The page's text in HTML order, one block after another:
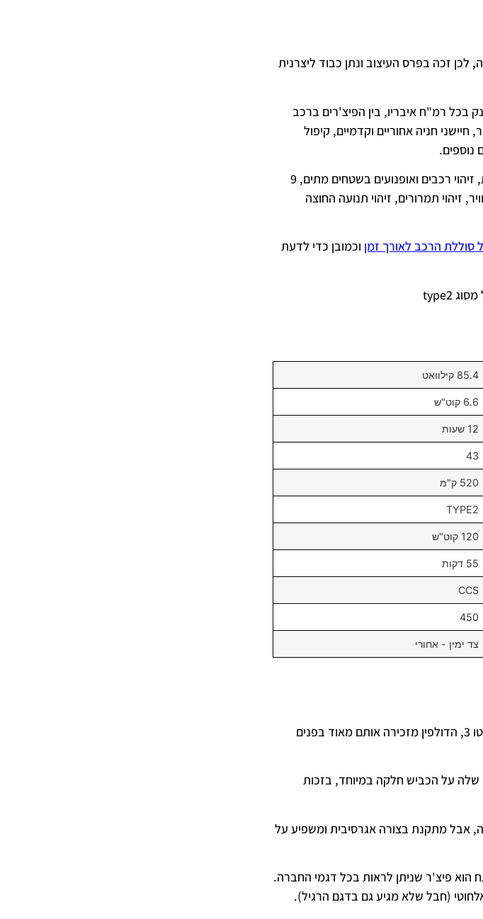
זכה בפרס העיצוב ונתן כבוד ליצרנית
מפתיעה של 3.8 שניות בלבד. הדגם מפנק בכל רמ"ח איבריו, בין הפיצ'רים ברכב
חניה אחוריים וקדמיים, קיפול
נוספים.
ניכר שעל בטיחות לא חסכו כאן, בין מערכות הבטיחות תמצאו: בחירת מצב נהיגה, צילום 360 מעלות, זיהוי רכבים ואופנועים בשטחים מתים, 9
זיהוי תמרורים, זיהוי תנועה החוצה
סוללת הרכב לאורך זמן וכמובן כדי לדעת
85.4 קילוואט
6.6 קוט"ש
12 שעות
43
520 ק"מ
TYPE2
120 קוט"ש
55 דקות
CCS
450
צד ימין - אחורי
דגם הדולפין הינו רכב משפחתי חשמלי קטן עם עיצוב חדשני. בדומה לעוד דגמים של החברה כמו אטו 3, הדולפין מזכירה אותם מאוד בפנים
של 7 שניות בלבד. הרגשת הנסיעה שלה על הכביש חלקה במיוחד, בזכות
אבל מתקנת בצורה אגרסיבית ומשפיע על
12.8 אינץ'. כמובן שהנעה ללא מפתח הוא פיצ'ר שניתן לראות בכל דגמי החברה.
(חבל שלא מגיע גם בדגם הרגיל).